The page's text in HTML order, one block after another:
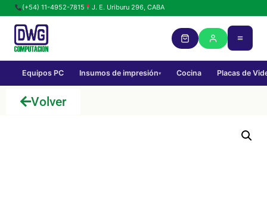
(+54) 11-4952-7815 J. E. Uriburu 296, CABA
Equipos PC Insumos de impresión▾ Cocina Placas de
Volver